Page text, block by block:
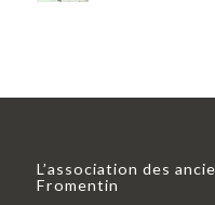
L’association des
Fromentin